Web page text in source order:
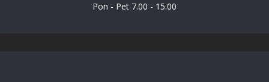
Pon - Pet 7.00 - 15.00